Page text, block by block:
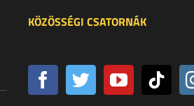
KÖZÖSSÉGI CSATORNÁK